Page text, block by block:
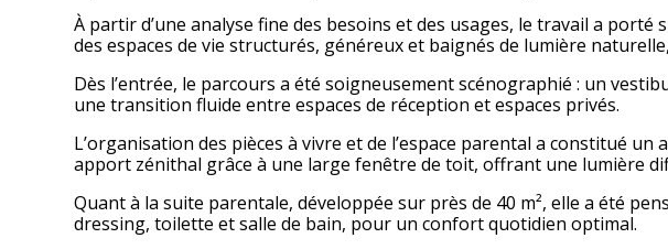
À partir d’une analyse fine des besoins et des usages, le travail a
des espaces de vie structurés, généreux et baignés de lumière
Dès l’entrée, le parcours a été soigneusement scénographié : un
une transition fluide entre espaces de réception et espaces privés.
L’organisation des pièces à vivre et de l’espace parental a constitué
apport zénithal grâce à une large fenêtre de toit, offrant une lumière
Quant à la suite parentale, développée sur près de 40 m², elle a été
dressing, toilette et salle de bain, pour un confort quotidien optimal.